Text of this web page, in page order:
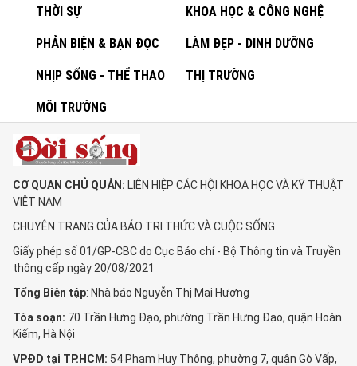
THỜI SỰ KHOA HỌC & CÔNG NGHỆ
PHẢN BIỆN & BẠN ĐỌC LÀM ĐẸP - DINH DƯỠNG
NHỊP SỐNG - THỂ THAO THỊ TRƯỜNG
MÔI TRƯỜNG
CƠ QUAN CHỦ QUẢN: LIÊN HIỆP CÁC HỘI KHOA HỌC VÀ KỸ THUẬT
VIỆT NAM
CHUYÊN TRANG CỦA BÁO TRI THỨC VÀ CUỘC SỐNG
Giấy phép số 01/GP-CBC do Cục Báo chí - Bộ Thông tin và Truyền
thông cấp ngày 20/08/2021
Tổng Biên tập: Nhà báo Nguyễn Thị Mai Hương
Tòa soạn: 70 Trần Hưng Đạo, phường Trần Hưng Đạo, quận Hoàn
Kiếm, Hà Nội
VPĐD tại TP.HCM: 54 Phạm Huy Thông, phường 7, quận Gò Vấp,